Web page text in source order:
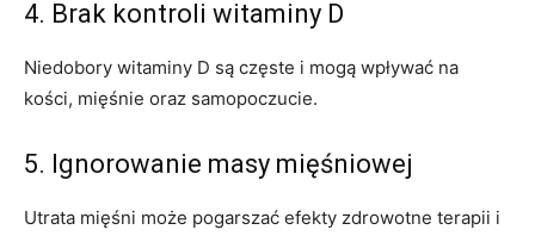
4. Brak kontroli witaminy D
Niedobory witaminy D są częste i mogą wpływać na
kości, mięśnie oraz samopoczucie.
5. Ignorowanie masy mięśniowej
Utrata mięśni może pogarszać efekty zdrowotne terapii i